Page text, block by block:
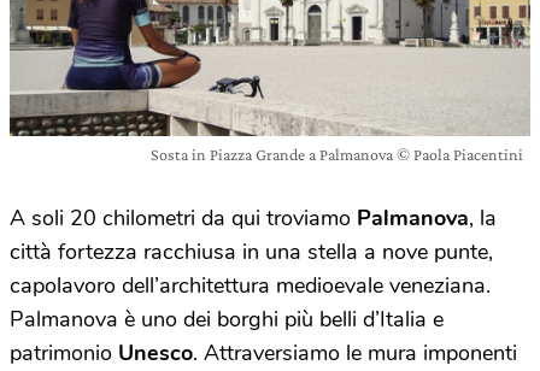
Sosta in Piazza Grande a Palmanova © Paola Piacentini
A soli 20 chilometri da qui troviamo Palmanova, la
città fortezza racchiusa in una stella a nove punte,
capolavoro dell’architettura medioevale veneziana.
Palmanova è uno dei borghi più belli d’Italia e
patrimonio Unesco. Attraversiamo le mura imponenti